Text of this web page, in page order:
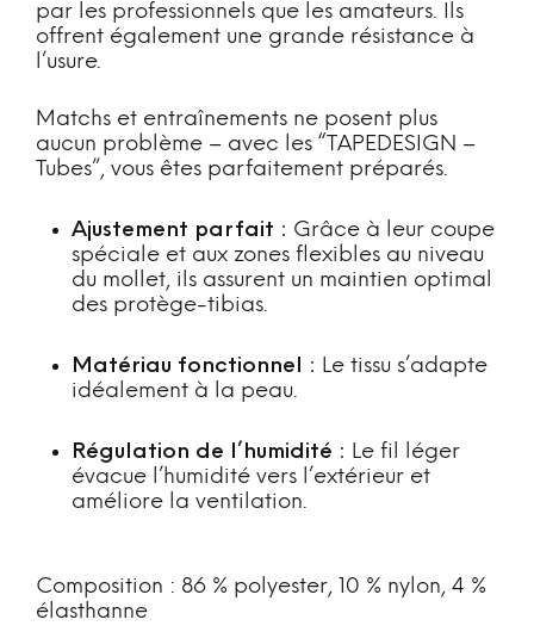
par les professionnels que les amateurs. Ils
offrent également une grande résistance à
l’usure.
Matchs et entraînements ne posent plus
aucun problème – avec les “TAPEDESIGN –
Tubes”, vous êtes parfaitement préparés.
Ajustement parfait : Grâce à leur coupe
spéciale et aux zones flexibles au niveau
du mollet, ils assurent un maintien optimal
des protège-tibias.
Matériau fonctionnel : Le tissu s’adapte
idéalement à la peau.
Régulation de l’humidité : Le fil léger
évacue l’humidité vers l’extérieur et
améliore la ventilation.
Composition : 86 % polyester, 10 % nylon, 4 %
élasthanne